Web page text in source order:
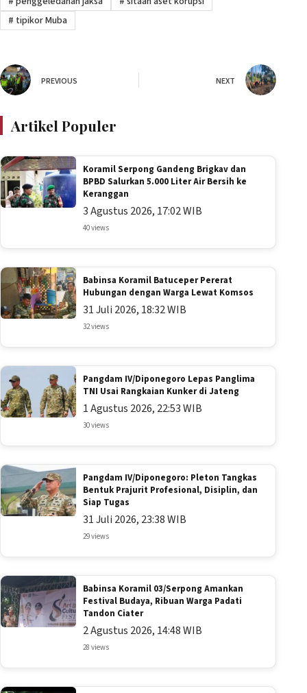
# tipikor Muba
PREVIOUS NEXT
Artikel Populer
Koramil Serpong Gandeng Brigkav dan
BPBD Salurkan 5.000 Liter Air Bersih ke
Keranggan
3 Agustus 2026, 17:02 WIB
40 views
Babinsa Koramil Batuceper Pererat
Hubungan dengan Warga Lewat Komsos
31 Juli 2026, 18:32 WIB
32 views
Pangdam IV/Diponegoro Lepas Panglima
TNI Usai Rangkaian Kunker di Jateng
1 Agustus 2026, 22:53 WIB
30 views
Pangdam IV/Diponegoro: Pleton Tangkas
Bentuk Prajurit Profesional, Disiplin, dan
Siap Tugas
31 Juli 2026, 23:38 WIB
29 views
Babinsa Koramil 03/Serpong Amankan
Festival Budaya, Ribuan Warga Padati
Tandon Ciater
2 Agustus 2026, 14:48 WIB
28 views